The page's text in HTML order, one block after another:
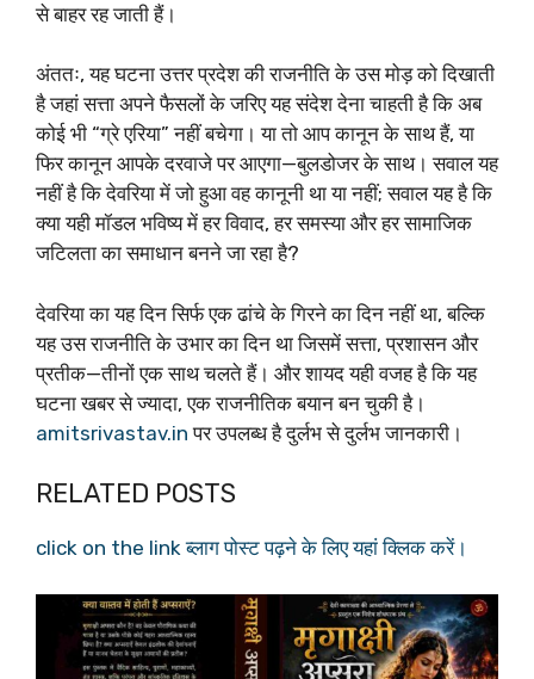
से बाहर रह जाती हैं।
अंततः, यह घटना उत्तर प्रदेश की राजनीति के उस मोड़ को दिखाती
है जहां सत्ता अपने फैसलों के जरिए यह संदेश देना चाहती है कि अब
कोई भी “ग्रे एरिया” नहीं बचेगा। या तो आप कानून के साथ हैं, या
फिर कानून आपके दरवाजे पर आएगा—बुलडोजर के साथ। सवाल यह
नहीं है कि देवरिया में जो हुआ वह कानूनी था या नहीं; सवाल यह है कि
क्या यही मॉडल भविष्य में हर विवाद, हर समस्या और हर सामाजिक
जटिलता का समाधान बनने जा रहा है?
देवरिया का यह दिन सिर्फ एक ढांचे के गिरने का दिन नहीं था, बल्कि
यह उस राजनीति के उभार का दिन था जिसमें सत्ता, प्रशासन और
प्रतीक—तीनों एक साथ चलते हैं। और शायद यही वजह है कि यह
घटना खबर से ज्यादा, एक राजनीतिक बयान बन चुकी है।
amitsrivastav.in पर उपलब्ध है दुर्लभ से दुर्लभ जानकारी।
RELATED POSTS
click on the link ब्लाग पोस्ट पढ़ने के लिए यहां क्लिक करें।